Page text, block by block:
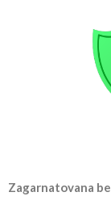
Zagarnatovana